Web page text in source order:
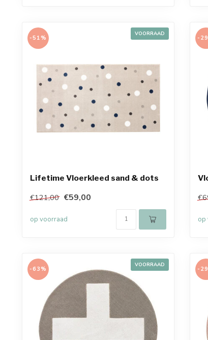
VOORRAAD
-51%
Lifetime Vloerkleed sand & dots
€121,00 €59,00
op voorraad
-
op
VOORRAAD
-63% -